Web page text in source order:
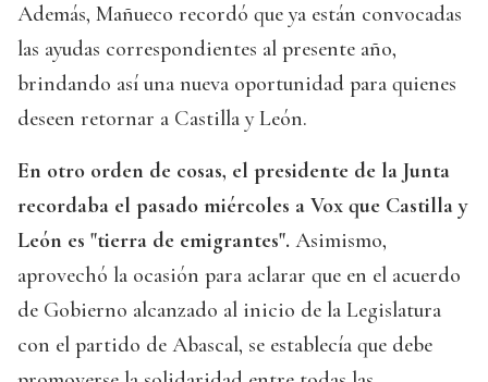
Además, Mañueco recordó que ya están convocadas
las ayudas correspondientes al presente año,
brindando así una nueva oportunidad para quienes
deseen retornar a Castilla y León.
En otro orden de cosas, el presidente de la Junta
recordaba el pasado miércoles a Vox que Castilla y
León es "tierra de emigrantes". Asimismo,
aprovechó la ocasión para aclarar que en el acuerdo
de Gobierno alcanzado al inicio de la Legislatura
con el partido de Abascal, se establecía que debe